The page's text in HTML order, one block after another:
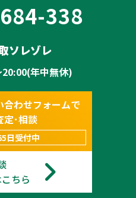
338
ソレゾレ
年中無休)
合わせフォームで
定･相談
日受付中
ちら